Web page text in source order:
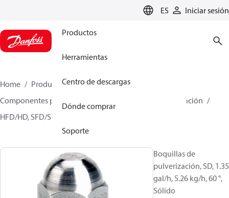
ES Iniciar sesión
Productos
Herramientas
Centro de descargas
Dónde comprar
Soporte
Home Productos
Climate Solutions for heating
Componentes para quemador
Boquillas de pulverización
HFD/HD, SFD/SD
Boquillas de
pulverización, SD, 1.35
gal/h, 5.26 kg/h, 60 °,
Sólido